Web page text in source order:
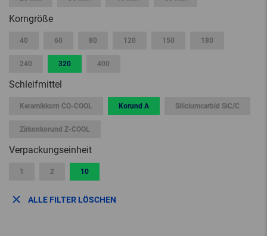
Korngröße
40 60 80 120 150 180
240 320 400
Schleifmittel
Keramikkorn CO-COOL Korund A Siliciumcarbid SiC/C
Zirkonkorund Z-COOL
Verpackungseinheit
1 2 10
ALLE FILTER LÖSCHEN